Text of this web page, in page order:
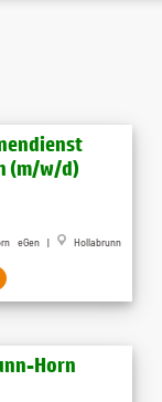
(m/w/d)
eGen |
Hollabrunn
Horn